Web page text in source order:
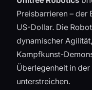
Preisbarrieren – der
US-Dollar. Die
dynamischer
Kampfkunst-
Überlegenheit in
unterstreichen.